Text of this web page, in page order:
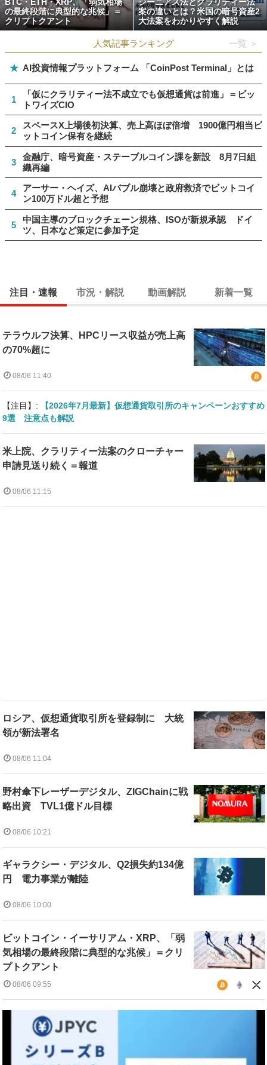
BTC・ETH・XRP、「弱気相場
の最終段階に典型的な兆候」＝
クリプトクアント
ジーニアス法とクラリティー法
案の違いとは？米国の暗号資産2
大法案をわかりやすく解説
人気記事ランキング 一覧 ＞
★ AI投資情報プラットフォーム 「CoinPost Terminal」とは
1
「仮にクラリティー法不成立でも仮想通貨は前進」＝ビッ
トワイズCIO
2
スペースX上場後初決算、売上高ほぼ倍増 1900億円相当ビ
ットコイン保有を継続
3
金融庁、暗号資産・ステーブルコイン課を新設 8月7日組
織再編
4
アーサー・ヘイズ、AIバブル崩壊と政府救済でビットコイ
ン100万ドル超と予想
5
中国主導のブロックチェーン規格、ISOが新規承認 ドイ
ツ、日本など策定に参加予定
注目・速報 市況・解説 動画解説 新着一覧
テラウルフ決算、HPCリース収益が売上高
の70%超に
08/06 11:40
【注目】:
【2026年7月最新】仮想通貨取引所のキャンペーンおすすめ
9選 注意点も解説
米上院、クラリティー法案のクローチャー
申請見送り続く＝報道
08/06 11:15
ロシア、仮想通貨取引所を登録制に 大統
領が新法署名
08/06 11:04
野村傘下レーザーデジタル、ZIGChainに戦
略出資 TVL1億ドル目標
08/06 10:21
ギャラクシー・デジタル、Q2損失約134億
円 電力事業が離陸
08/06 10:00
ビットコイン・イーサリアム・XRP、「弱
気相場の最終段階に典型的な兆候」＝クリ
プトクアント
08/06 09:55